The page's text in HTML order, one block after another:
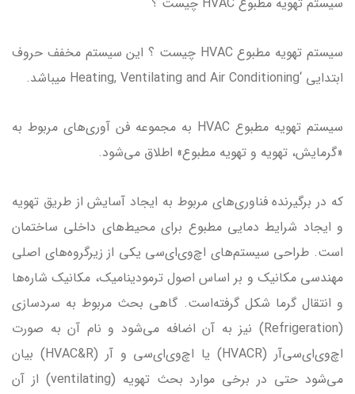
سیستم تهویه مطبوع HVAC چیست ؟ این سیستم مخفف حروف
ابتدایی ‘Heating, Ventilating and Air Conditioning میباشد.
سیستم تهویه مطبوع HVAC به مجموعه فن آوری‌های مربوط به
«گرمایش، تهویه و تهویه مطبوع» اطلاق می‌شود.
که در برگیرنده فناوری‌های مربوط به ایجاد آسایش از طریق تهویه
و ایجاد شرایط دمایی مطبوع برای محیط‌های داخلی ساختمان
است. طراحی سیستم‌های اچ‌وی‌ای‌سی یکی از زیرگروه‌های اصلی
مهندسی مکانیک و بر اساس اصول ترمودینامیک، مکانیک شاره‌ها
و انتقال گرما شکل گرفته‌است. گاهی بحث مربوط به سردسازی
(Refrigeration) نیز به آن اضافه می‌شود و نام آن به صورت
اچ‌وی‌ای‌سی‌آر (HVACR) یا اچ‌وی‌ای‌سی و آر (HVAC&R) بیان
می‌شود حتی در برخی موارد بحث تهویه (ventilating) از آن